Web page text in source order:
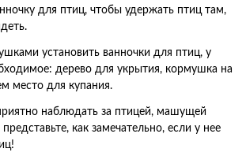
для птиц, чтобы удержать птиц там,
установить ванночки для птиц, у
дерево для укрытия, кормушка на
место для купания.
наблюдать за птицей, машущей
как замечательно, если у нее